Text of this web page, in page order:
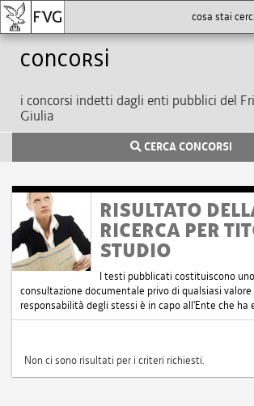
Concorsi
i concorsi indetti dagli enti pubblici del
Giulia
CERCA CONCORSI
RISULTATO
RICERCA PER
STUDIO
I testi pubblicati costituiscono
consultazione documentale privo di qualsiasi valore
responsabilità degli stessi è in capo all'Ente che ha
Non ci sono risultati per i criteri richiesti.